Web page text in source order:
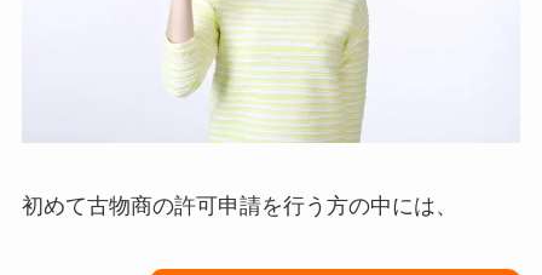
初めて古物商の許可申請を行う方の中には、